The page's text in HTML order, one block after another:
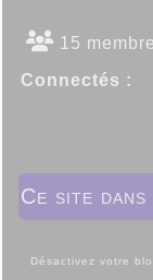
15
Connectés :
Ce site
Désactivez votre